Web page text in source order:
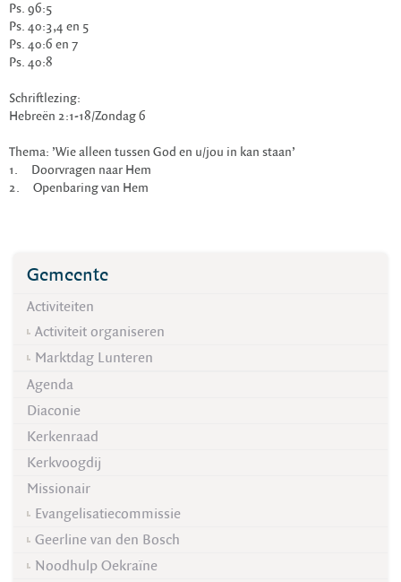
Ps. 96:5
Ps. 40:3,4 en 5
Ps. 40:6 en 7
Ps. 40:8
Schriftlezing:
Hebreën 2:1-18/Zondag 6
Thema: ’Wie alleen tussen God en u/jou in kan staan’
1. Doorvragen naar Hem
2. Openbaring van Hem
Gemeente
Activiteiten
Activiteit organiseren
Marktdag Lunteren
Agenda
Diaconie
Kerkenraad
Kerkvoogdij
Missionair
Evangelisatiecommissie
Geerline van den Bosch
Noodhulp Oekraïne